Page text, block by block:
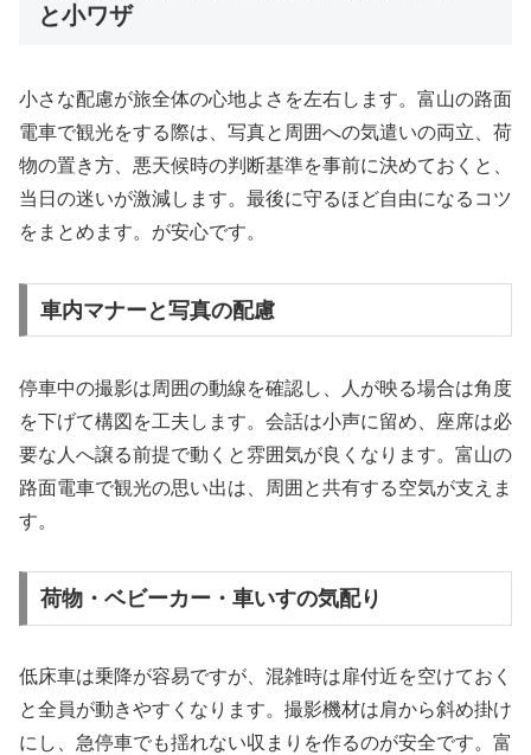
と小ワザ
小さな配慮が旅全体の心地よさを左右します。富山の路面
電車で観光をする際は、写真と周囲への気遣いの両立、荷
物の置き方、悪天候時の判断基準を事前に決めておくと、
当日の迷いが激減します。最後に守るほど自由になるコツ
をまとめます。が安心です。
車内マナーと写真の配慮
停車中の撮影は周囲の動線を確認し、人が映る場合は角度
を下げて構図を工夫します。会話は小声に留め、座席は必
要な人へ譲る前提で動くと雰囲気が良くなります。富山の
路面電車で観光の思い出は、周囲と共有する空気が支えま
す。
荷物・ベビーカー・車いすの気配り
低床車は乗降が容易ですが、混雑時は扉付近を空けておく
と全員が動きやすくなります。撮影機材は肩から斜め掛け
にし、急停車でも揺れない収まりを作るのが安全です。富